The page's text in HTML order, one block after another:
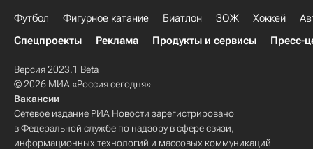
Футбол Фигурное катание Биатлон ЗОЖ Хоккей
Спецпроекты
Реклама Продукты и сервисы Пресс-
Версия 2023.1 Beta
© 2026 МИА «Россия сегодня»
Вакансии
Сетевое издание РИА Новости зарегистрировано
в Федеральной службе по надзору в сфере связи,
информационных технологий и массовых коммуникаций